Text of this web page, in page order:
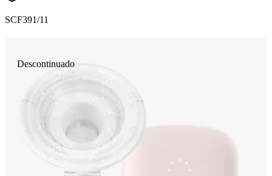
SCF391/11
Descontinuado